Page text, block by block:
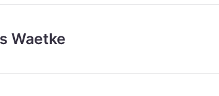
Waetke